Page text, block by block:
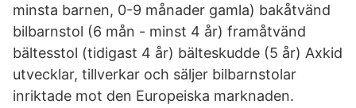
minsta barnen, 0-9 månader gamla) bakåtvänd
bilbarnstol (6 mån - minst 4 år) framåtvänd
bältesstol (tidigast 4 år) bälteskudde (5 år) Axkid
utvecklar, tillverkar och säljer bilbarnstolar
inriktade mot den Europeiska marknaden.